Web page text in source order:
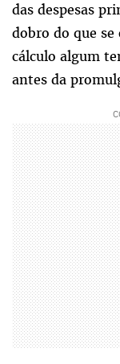
das despesas
dobro do que
cálculo algum
antes da